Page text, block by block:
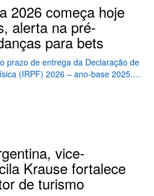
2026 começa hoje
alerta na pré-
para bets
prazo de entrega da Declaração de
(IRPF) 2026 – ano-base 2025....
vice-
Krause fortalece
de turismo